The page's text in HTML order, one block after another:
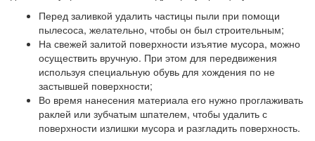
Перед заливкой удалить частицы пыли при помощи
пылесоса, желательно, чтобы он был строительным;
На свежей залитой поверхности изъятие мусора, можно
осуществить вручную. При этом для передвижения
используя специальную обувь для хождения по не
застывшей поверхности;
Во время нанесения материала его нужно проглаживать
раклей или зубчатым шпателем, чтобы удалить с
поверхности излишки мусора и разгладить поверхность.